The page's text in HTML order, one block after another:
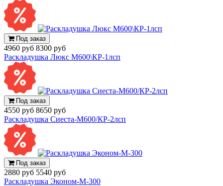
Под заказ
4960 руб 8300 руб
Раскладушка Люкс M600\КР-1лсп
Под заказ
4550 руб 8650 руб
Раскладушка Сиеста-М600/КР-2лсп
Под заказ
2880 руб 5540 руб
Раскладушка Эконом-М-300